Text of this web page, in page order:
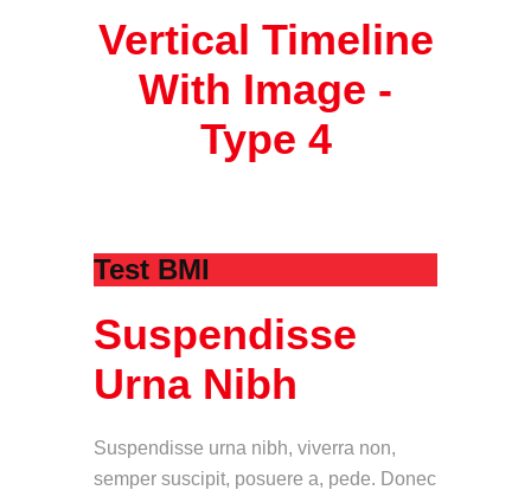
Vertical Timeline
With Image -
Type 4
Test BMI
Suspendisse
Urna Nibh
Suspendisse urna nibh, viverra non,
semper suscipit, posuere a, pede. Donec